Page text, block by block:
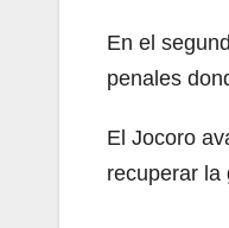
En el
penales
El Jocoro
recuperar la